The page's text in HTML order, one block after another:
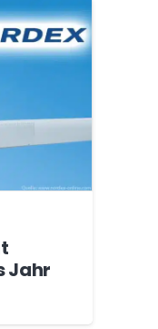
Jahr